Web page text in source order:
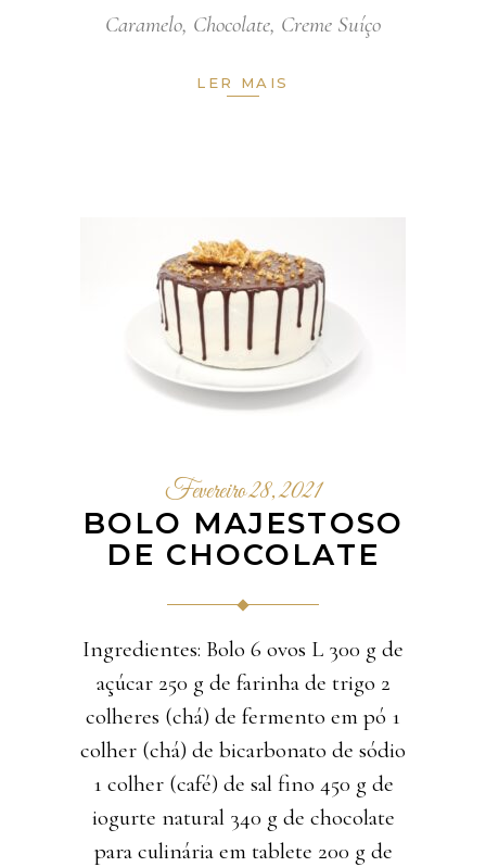
Caramelo, Chocolate, Creme Suíço
LER MAIS
Fevereiro 28, 2021
BOLO MAJESTOSO
DE CHOCOLATE
Ingredientes: Bolo 6 ovos L 300 g de
açúcar 250 g de farinha de trigo 2
colheres (chá) de fermento em pó 1
colher (chá) de bicarbonato de sódio
1 colher (café) de sal fino 450 g de
iogurte natural 340 g de chocolate
para culinária em tablete 200 g de